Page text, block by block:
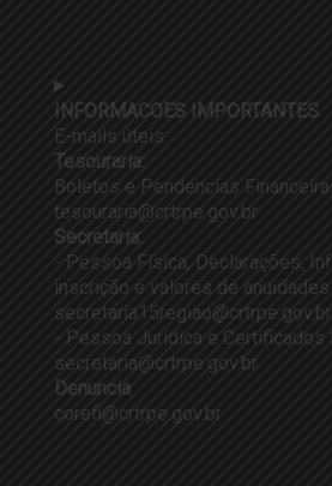
INFORMACOES IMPORTANTES
E-mails úteis:
Tesouraria:
Boletos e Pendencias
tesouraria@crtrpe.gov.br
Secretaria:
- Pessoa Física, Declarações,
inscrição e valores de anuidades
secretaria15regiao@crtrpe.gov.br
- Pessoa Jurídica e Certificados
secretaria@crtrpe.gov.br
Denuncia
corefi@crtrpe.gov.br